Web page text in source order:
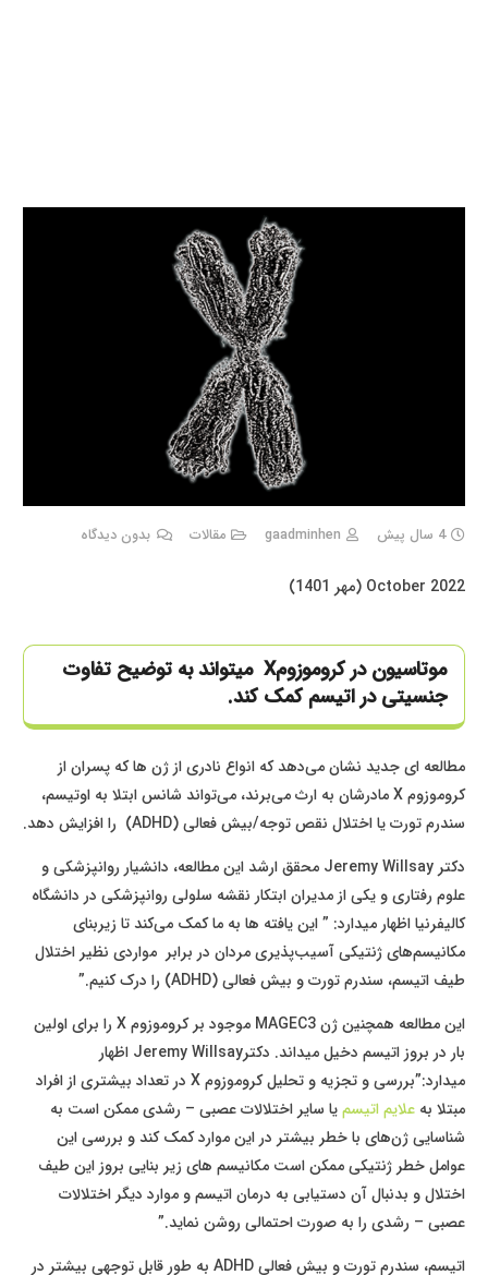
4 سال پیش gaadminhen مقالات بدون دیدگاه
October 2022 (مهر 1401)
موتاسیون در کروموزومX میتواند به توضیح تفاوت
جنسیتی در اتیسم کمک کند.
مطالعه ای جدید نشان می‌دهد که انواع نادری از ژن ها که پسران از
کروموزوم X مادرشان به ارث می‌برند، می‌تواند شانس ابتلا به اوتیسم،
سندرم تورت یا اختلال نقص توجه/بیش فعالی (ADHD) را افزایش دهد.
دکتر Jeremy Willsay محقق ارشد این مطالعه، دانشیار روانپزشکی و
علوم رفتاری و یکی از مدیران ابتکار نقشه سلولی روانپزشکی در دانشگاه
کالیفرنیا اظهار میدارد: ” این یافته ها به ما کمک می‌کند تا زیربنای
مکانیسم‌های ژنتیکی آسیب‌پذیری مردان در برابر مواردی نظیر اختلال
طیف اتیسم، سندرم تورت و بیش فعالی (ADHD) را درک کنیم.”
این مطالعه همچنین ژن MAGEC3 موجود بر کروموزوم X را برای اولین
بار در بروز اتیسم دخیل میداند. دکترJeremy Willsay اظهار
میدارد:”بررسی و تجزیه و تحلیل کروموزوم‌ X در تعداد بیشتری از افراد
مبتلا به علایم اتیسمیا سایر اختلالات عصبی – رشدی ممکن است به
شناسایی ژن‌های با خطر بیشتر در این موارد کمک کند و بررسی این
عوامل خطر ژنتیکی ممکن است مکانیسم های زیر بنایی بروز این طیف
اختلال و بدنبال آن دستیابی به درمان اتیسم و موارد دیگر اختلالات
عصبی – رشدی را به صورت احتمالی روشن نماید.”
اتیسم، سندرم تورت و بیش فعالی ADHD به طور قابل توجهی بیشتر در